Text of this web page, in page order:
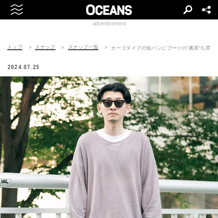
advertisement
トップ スナップ スナップ一覧 カーゴタイプの短パンにブーツの“裏原”な雰
2024.07.25